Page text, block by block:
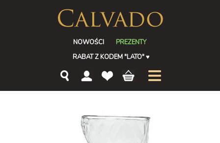
NOWOŚCI
PREZENTY
RABAT Z KODEM "LATO"♥